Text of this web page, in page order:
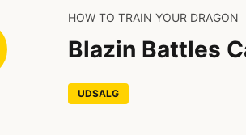
HOW TO TRAIN YOUR DRAGON
Blazin Battles
UDSALG